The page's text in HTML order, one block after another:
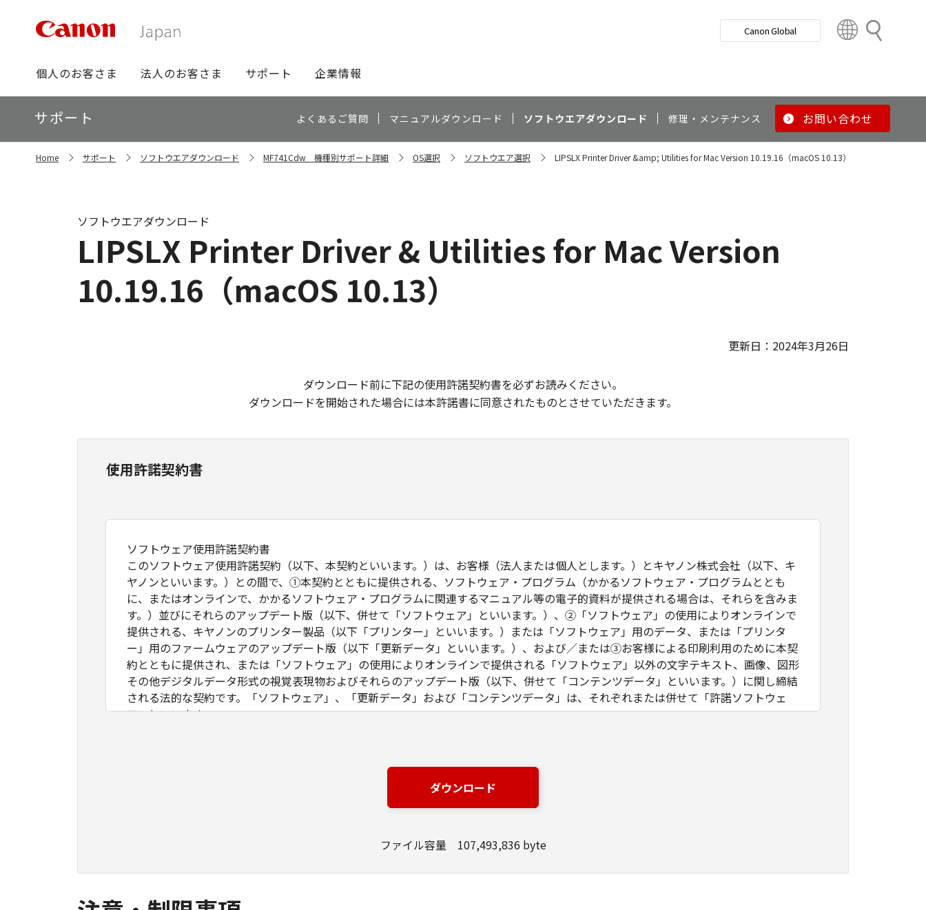
検
グ
ロ
ー
バ
ビ
個人のお客さま 法人のお客さま サポート 企業情報
Canon Global
t
y
ロ
ー
カ
ル
サポート よくあるご質問 マニュアルダウンロード ソフトウエアダウンロード 修理・メンテナンス お問い合わせ
Home サポート ソフトウエアダウンロード MF741Cdw 機種別サポート詳細 OS選択 ソフトウエア選択 LIPSLX Printer Driver &amp; Utilities for Mac Version 10.19.16（macOS 10.13）
LIPSLX Printer Driver & Utilities for Mac Version
10.19.16（macOS 10.13）
ソフトウエアダウンロード
更新日：2024年3月26日
ダウンロード前に下記の使用許諾契約書を必ずお読みください。
ダウンロードを開始された場合には本許諾書に同意されたものとさせていただきます。
使用許諾契約書
ソフトウェア使用許諾契約書
このソフトウェア使用許諾契約（以下、本契約といいます。）は、お客様（法人または個人とします。）とキヤノン株式会社（以下、キ
ヤノンといいます。）との間で、①本契約とともに提供される、ソフトウェア・プログラム（かかるソフトウェア・プログラムととも
に、またはオンラインで、かかるソフトウェア・プログラムに関連するマニュアル等の電子的資料が提供される場合は、それらを含みま
す。）並びにそれらのアップデート版（以下、併せて「ソフトウェア」といいます。）、②「ソフトウェア」の使用によりオンラインで
提供される、キヤノンのプリンター製品（以下「プリンター」といいます。）または「ソフトウェア」用のデータ、または「プリンタ
ー」用のファームウェアのアップデート版（以下「更新データ」といいます。）、および／または③お客様による印刷利用のために本契
約とともに提供され、または「ソフトウェア」の使用によりオンラインで提供される「ソフトウェア」以外の文字テキスト、画像、図形
その他デジタルデータ形式の視覚表現物およびそれらのアップデート版（以下、併せて「コンテンツデータ」といいます。）に関し締結
される法的な契約です。「ソフトウェア」、「更新データ」および「コンテンツデータ」は、それぞれまたは併せて「許諾ソフトウェ
ア」といいます。
なお、「許諾ソフトウェア」には、本契約の各条項が適用されない第三者のライブラリ、ソフトウェア、モジュール等（以下「第三者ソ
フトウェア」といいます。）が含まれる場合があります。かかる「第三者ソフトウェア」の使用条件は、本契約の末尾、「許諾ソフトウ
ェア」に関連するマニュアル等の資料、または「許諾ソフトウェア」内に記載されていますのでご確認ください。
(2)
本契約に明示的に定める場合を除き、キヤノンおよびキヤノンのライセンサーのいかなる知的財産権も、明示たると黙示たるとを問わ
ダウンロード
ファイル容量 107,493,836 byte